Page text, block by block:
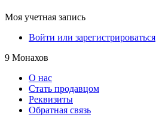
Моя учетная запись
Войти или зарегистрироваться
9 Монахов
О нас
Стать продавцом
Реквизиты
Обратная связь